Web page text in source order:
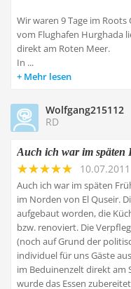
Wir waren 9 Tage im
vom Flughafen Hurghada
direkt am Roten Meer.
In ...
Mehr lesen
Wolfgang215112
RD
Auch ich war im
10.07.2011
Auch ich war im späten
im Norden von El Quseir.
aufgebaut worden, die
bzw. renoviert. Die
(noch auf Grund der
individuel für uns Gäste
im Beduinenzelt direkt am
wurde das Essen